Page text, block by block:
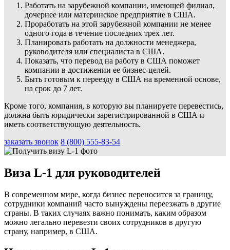
Работать на зарубежной компании, имеющей филиал,
дочернее или материнское предприятие в США.
Проработать на этой зарубежной компании не менее
одного года в течение последних трех лет.
Планировать работать на должности менеджера,
руководителя или специалиста в США.
Показать, что перевод на работу в США поможет
компании в достижении ее бизнес-целей.
Быть готовым к переезду в США на временной основе,
на срок до 7 лет.
Кроме того, компания, в которую вы планируете перевестись,
должна быть юридически зарегистрированной в США и
иметь соответствующую деятельность.
заказать звонок 8 (800) 555-83-54
Виза L-1 для руководителей
В современном мире, когда бизнес переносится за границу,
сотрудники компаний часто вынуждены переезжать в другие
страны. В таких случаях важно понимать, каким образом
можно легально перевезти своих сотрудников в другую
страну, например, в США.